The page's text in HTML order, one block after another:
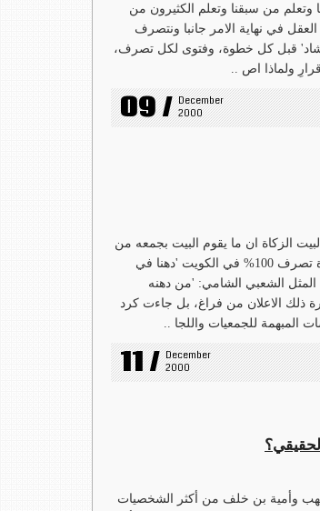
وتعلم من سبقنا وتعلم الكثيرون من
العقل في نهاية الامر جانبا ونتصرف
قبل كل خطوة، وفتوى لكل تصرف،
ولماذا اص ..
09 / December
2000
الزكاة ان ما يقوم البيت بجمعه من
تبرعات واموال زكاة تصرف 100% في الكويت 'دهنا في
المثل الشعبي الشامي: 'من دهنه
ذلك الاعلان من فراغ، بل جاءت كرد
المبهمة للجمعيات واللجا ..
11 / December
2000
لهب وأمية بن خلف من أكثر الشخصيات